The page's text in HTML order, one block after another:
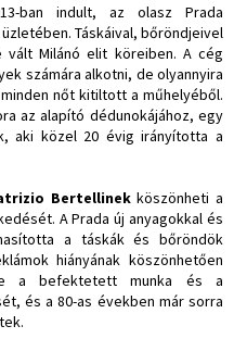
ban indult, az olasz Prada
Táskáival, bőröndjeivel
vált Milánó elit köreiben. A cég
számára alkotni, de olyannyira
nőt kitiltott a műhelyéből.
az alapító dédunokájához, egy
aki közel 20 évig irányította a
Bertellinekköszönheti a
A Prada új anyagokkal és
a táskák és bőröndök
hiányának köszönhetően
a befektetett munka és a
és a 80-as években már sorra